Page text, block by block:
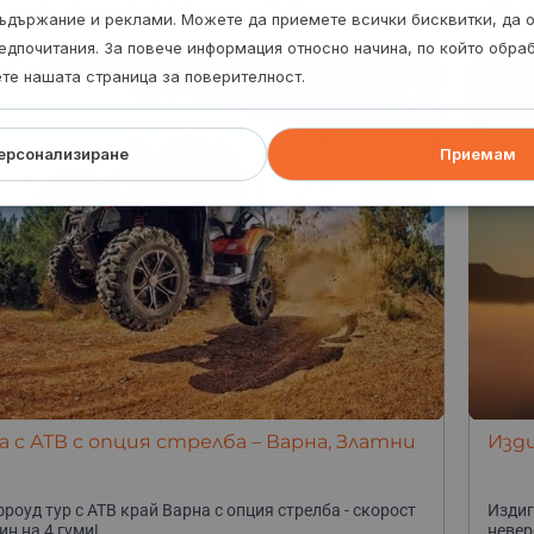
Кресненското дефиле
с АТВ с опция стрелба – Варна, Златни
тур с АТВ край Варна с опция стрелба - скорост
и реклами. Можете да приемете всички бисквитки, да
За повече информация относно начина, по който
нашата страница за поверителност.
Приемам